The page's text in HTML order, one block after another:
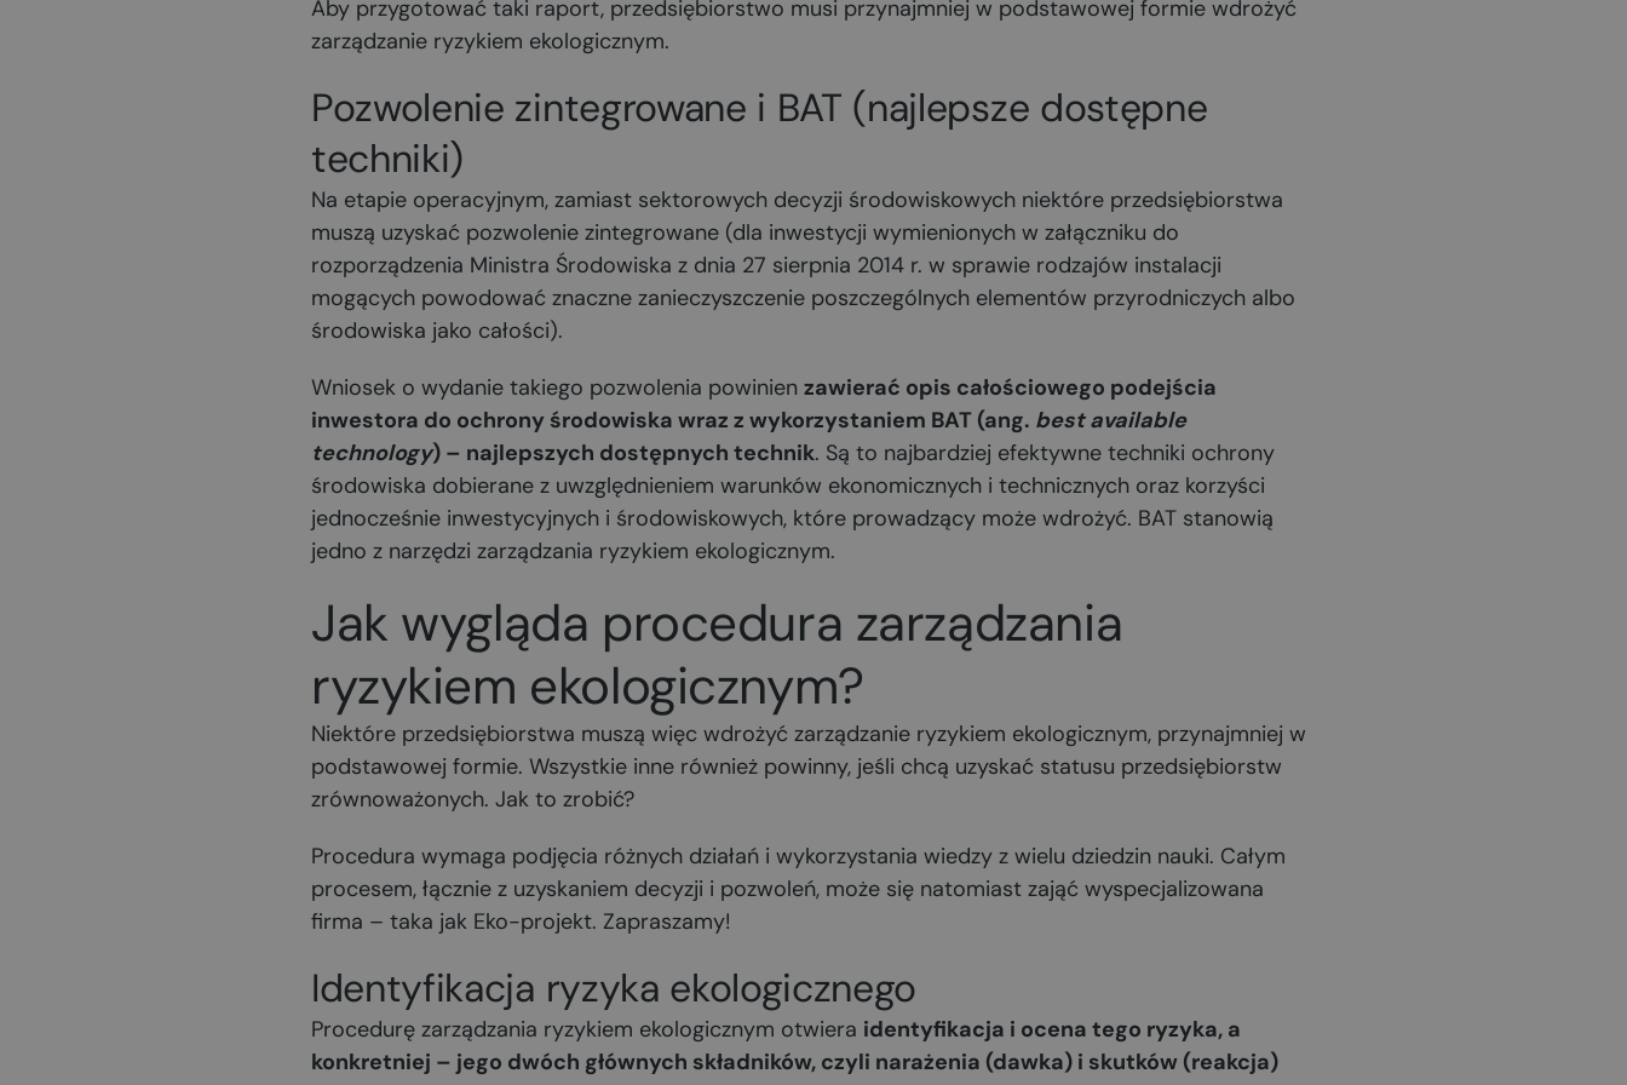
Aby przygotować taki raport, przedsiębiorstwo musi przynajmniej w podstawowej formie wdrożyć
zarządzanie ryzykiem ekologicznym.
Pozwolenie zintegrowane i BAT (najlepsze dostępne
techniki)
Na etapie operacyjnym, zamiast sektorowych decyzji środowiskowych niektóre przedsiębiorstwa
muszą uzyskać pozwolenie zintegrowane (dla inwestycji wymienionych w załączniku do
rozporządzenia Ministra Środowiska z dnia 27 sierpnia 2014 r. w sprawie rodzajów instalacji
mogących powodować znaczne zanieczyszczenie poszczególnych elementów przyrodniczych albo
środowiska jako całości).
Wniosek o wydanie takiego pozwolenia powinien zawierać opis całościowego podejścia
inwestora do ochrony środowiska wraz z wykorzystaniem BAT (ang. best available
technology) – najlepszych dostępnych technik. Są to najbardziej efektywne techniki ochrony
środowiska dobierane z uwzględnieniem warunków ekonomicznych i technicznych oraz korzyści
jednocześnie inwestycyjnych i środowiskowych, które prowadzący może wdrożyć. BAT stanowią
jedno z narzędzi zarządzania ryzykiem ekologicznym.
Jak wygląda procedura zarządzania
ryzykiem ekologicznym?
Niektóre przedsiębiorstwa muszą więc wdrożyć zarządzanie ryzykiem ekologicznym, przynajmniej w
podstawowej formie. Wszystkie inne również powinny, jeśli chcą uzyskać statusu przedsiębiorstw
zrównoważonych. Jak to zrobić?
Procedura wymaga podjęcia różnych działań i wykorzystania wiedzy z wielu dziedzin nauki. Całym
procesem, łącznie z uzyskaniem decyzji i pozwoleń, może się natomiast zająć wyspecjalizowana
firma – taka jak Eko-projekt. Zapraszamy!
Identyfikacja ryzyka ekologicznego
Procedurę zarządzania ryzykiem ekologicznym otwiera identyfikacja i ocena tego ryzyka, a
konkretniej – jego dwóch głównych składników, czyli narażenia (dawka) i skutków (reakcja)